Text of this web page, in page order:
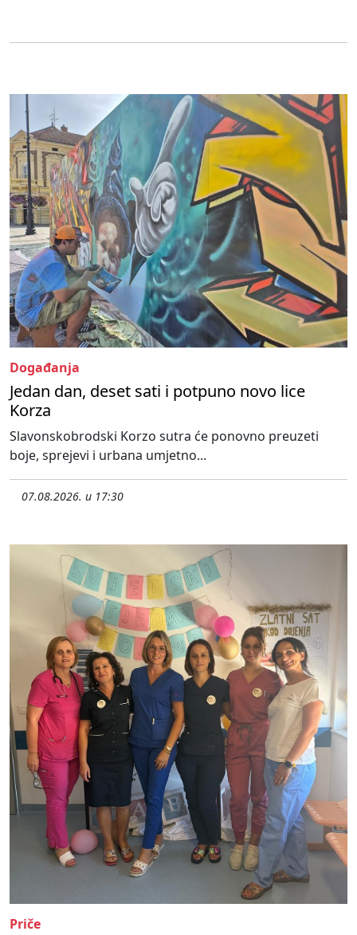
Događanja
Jedan dan, deset sati i potpuno novo lice
Korza
Slavonskobrodski Korzo sutra će ponovno preuzeti
boje, sprejevi i urbana umjetno...
07.08.2026. u 17:30
Priče